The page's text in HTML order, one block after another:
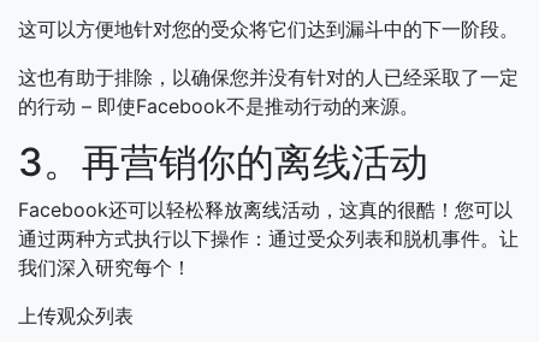
这可以方便地针对您的受众将它们达到漏斗中的下一阶段。
这也有助于排除，以确保您并没有针对的人已经采取了一定
的行动 – 即使Facebook不是推动行动的来源。
3。再营销你的离线活动
Facebook还可以轻松释放离线活动，这真的很酷！您可以
通过两种方式执行以下操作：通过受众列表和脱机事件。让
我们深入研究每个！
上传观众列表